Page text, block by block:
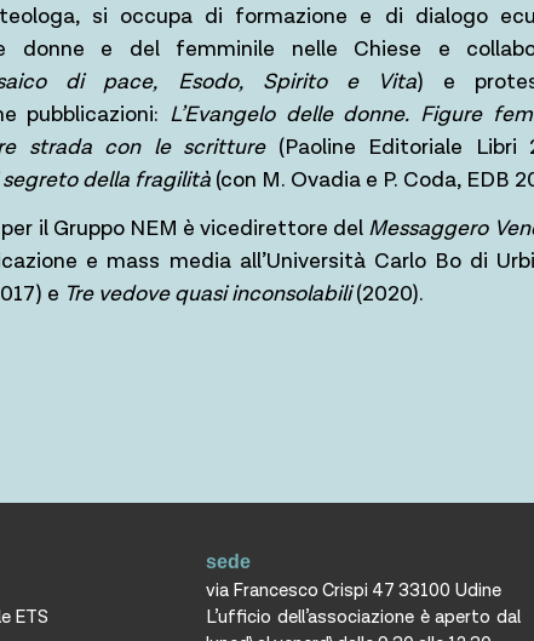
si occupa di formazione e di dialogo
donne e del femminile nelle Chiese e
di pace, Esodo, Spirito e Vita) e
pubblicazioni: L’Evangelo delle donne. Figure
strada con le scritture (Paoline Editoriale Libri
della fragilità (con M. Ovadia e P. Coda, EDB
il Gruppo NEM è vicedirettore del Messaggero
e mass media all’Università Carlo Bo di
e Tre vedove quasi inconsolabili(2020).
ETS
sede
via Francesco Crispi 47 33100 Udine
L’ufficio dell’associazione è aperto dal